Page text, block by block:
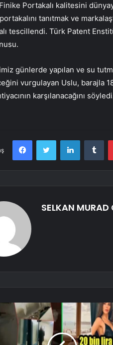
Portakalı kalitesini
tanıtmak ve
tescillendi. Türk Patent
günlerde yapılan ve su
vurgulayan Uslu, barajla
karşılanacağını
FacebookTwitter LinkedIn
SELKAN MURAD